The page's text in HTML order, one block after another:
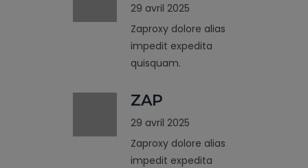
29 avril 2025
Zaproxy dolore alias
impedit expedita
quisquam.
ZAP
29 avril 2025
Zaproxy dolore alias
impedit expedita